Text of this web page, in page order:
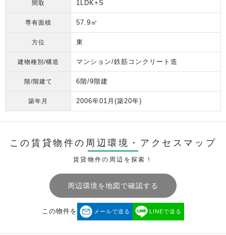
間取 1LDK+S
専有面積 57.9㎡
方位 東
建物種別/構造 マンション/鉄筋コンクリート造
階/階建て 6階/9階建
築年月 2006年01月 (築20年)
この賃貸物件の周辺環境・ アクセスマップ
賃貸物件の周辺を探索！
周辺環境を地図で確認する
この物件を メールで送る LINEで送る